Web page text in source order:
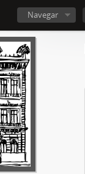
Navegar